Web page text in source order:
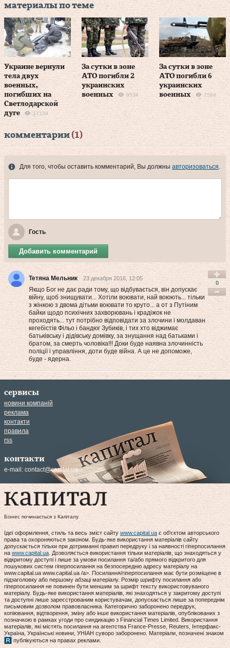
материалы по теме
Украине вернули
тела двух
военных,
погибших на
Светлодарской
дуге
17339
За сутки в зоне
АТО погибли 2
украинских
военных
9534
За сутки в зоне
АТО погибли 6
украинских
военных
7564
комментарии (1)
Для того, чтобы оставить комментарий, Вы должны авторизоваться.
Гость
Добавить комментарий
Тетяна Мельник 23 декабря 2016, 12:05
Якщо Бог не дає ради тому, що відбувається, він допускає
війну, щоб знищувати... Хотіли воювати, най воюють... тільки
з жінкою з двома дітьми воювати то круто... а от з Путіним
байки щодо психічних захворювань і крадіжок не
проходять... тут потрібно відповідати за злочини і молдаван
кегебістів Фільо і бандюг Зубиків, і тих хто віджимає
батьківську і дідівську домівку, за знущання над батьками і
братом, за смерть чоловіка!!! Доки буде наявна злочинність
поліції і управління, доти буде війна. А це не допоможе,
буде - ядерна.
0
сервисы
новини компаній
реклама
контакти
правила
rss
контакти
e-mail: contact@capital.ua
Бізнес починається з Капіталу
Ідеї оформлення, стиль та весь зміст сайту www.capital.uaє об'єктом авторського
права та охороняються законом. Будь-яке використання матеріалів сайту
допускається тільки при дотриманні правил передруку і за наявності гіперпосилання
на www.capital.ua. Дозволяється використання тільки матеріалів, що знаходяться у
відкритому доступі і лише за умови посилання та/або прямого відкритого для
пошукових систем гіперпосилання на безпосередню адресу матеріалу на
www.capital.ua www.capital.ua /a>. Посилання/гіперпосилання має бути розміщене в
підзаголовку або першому абзаці матеріалу. Розмір шрифту посилання або
гіперпосилання не повинен бути меншим за шрифт тексту використовуваного
матеріалу. Будь-яке використання матеріалів, які знаходяться у закритому доступі
та доступні лише зареєстрованим користувачам, допускається лише за попереднім
письмовим дозволом правовласника. Категорично заборонено передрук,
копіювання, відтворення, зміну або інше використання матеріалів, опублікованих з
позначкою в рамках угоди про синдикацію з Financial Times Limited. Використання
матеріалів, які містять посилання на агентства France-Presse, Reuters, Інтерфакс-
Україна, Українські новини, УНІАН суворо заборонено. Матеріали, позначені знаком
публікуються на правах реклами.